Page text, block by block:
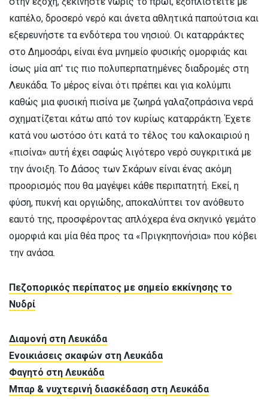
καπέλο, δροσερό νερό και άνετα αθλητικά παπούτσια και
εξερευνήστε τα ενδότερα του νησιού. Οι καταρράκτες
στο Δημοσάρι, είναι ένα μνημείο φυσικής ομορφιάς και
ίσως μία απ' τις πιο πολυπερπατημένες διαδρομές στη
Λευκάδα. To μέρος είναι ότι πρέπει και για κολύμπι
καθώς μια φυσική πισίνα με ζωηρά γαλαζοπράσινα νερά
σχηματίζεται κάτω από τον κυρίως καταρράκτη. Έχετε
κατά νου ωστόσο ότι κατά το τέλος του καλοκαιριού η
«πισίνα» αυτή έχει σαφώς λιγότερο νερό συγκριτικά με
την άνοιξη. Το Δάσος των Σκάρων είναι ένας ακόμη
προορισμός που θα μαγέψει κάθε περιπατητή. Εκεί, η
φύση, πυκνή και οργιώδης, αποκαλύπτει τον ανόθευτο
εαυτό της, προσφέροντας απλόχερα ένα σκηνικό γεμάτο
ομορφιά και μία θέα προς τα «Πριγκηπονήσια» που κόβει
την ανάσα.
Πεζοπορικός περίπατος με σημείο εκκίνησης το
Νυδρί
Διαμονή στη Λευκάδα
Ενοικιάσεις σκαφών στη Λευκάδα
Φαγητό στη Λευκάδα
Μπαρ & νυχτερινή διασκέδαση στη Λευκάδα